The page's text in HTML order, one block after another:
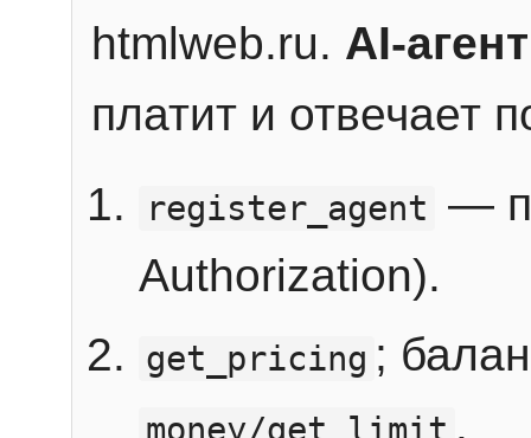
htmlweb.ru. AI-агент
платит и отвечает
register_agent —
Authorization).
get_pricing ;
.